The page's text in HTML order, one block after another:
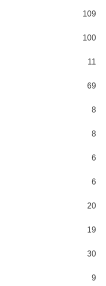
109
100
11
69
8
8
6
6
20
19
30
9